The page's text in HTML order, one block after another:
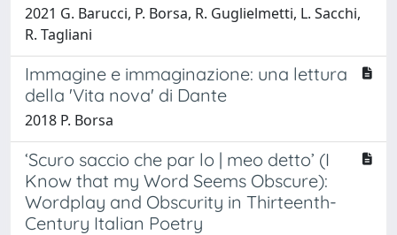
2021 G. Barucci, P. Borsa, R. Guglielmetti, L. Sacchi,
R. Tagliani
Immagine e immaginazione: una lettura
della 'Vita nova' di Dante
2018 P. Borsa
‘Scuro saccio che par lo | meo detto’ (I
Know that my Word Seems Obscure):
Wordplay and Obscurity in Thirteenth-
Century Italian Poetry